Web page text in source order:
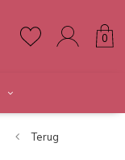
0
Terug